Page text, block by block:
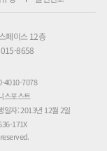
페이스 12층
8658
4010-7078
스포스트
일자: 2013년 12월 2일
171X